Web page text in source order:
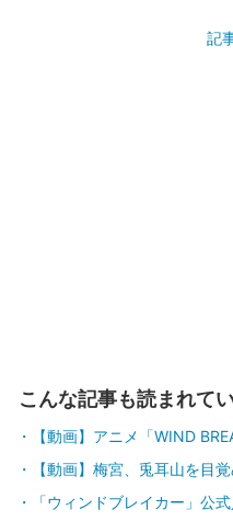
記
こんな記事も読まれて
【動画】アニメ「WIND
【動画】梅宮、兎耳山を目
「ウィンドブレイカー」公